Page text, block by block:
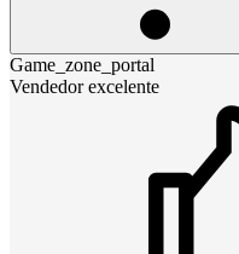
Game_zone_portal
Vendedor excelente